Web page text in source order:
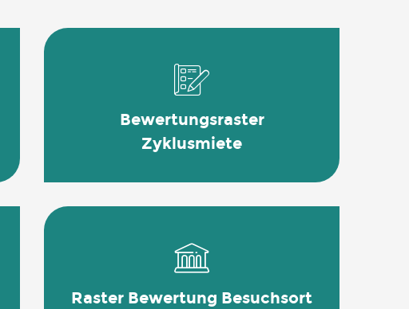
Bewertungsraster
Zyklusmiete
Raster Bewertung Besuchsort